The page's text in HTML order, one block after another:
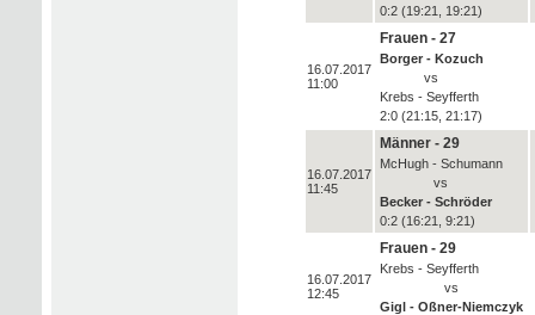
0:2 (19:21, 19:21)
16.07.2017
11:00
Frauen - 27
Borger - Kozuch
vs
Krebs - Seyfferth
2:0 (21:15, 21:17)
16.07.2017
11:45
Männer - 29
McHugh - Schumann
vs
Becker - Schröder
0:2 (16:21, 9:21)
16.07.2017
12:45
Frauen - 29
Krebs - Seyfferth
vs
Gigl - Oßner-Niemczyk